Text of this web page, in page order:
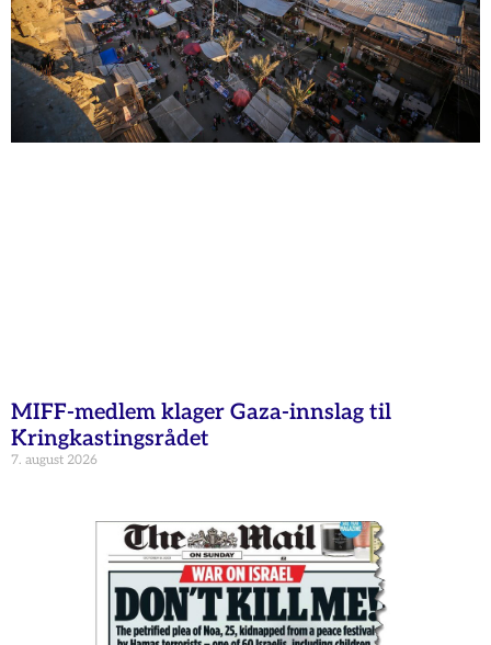
MIFF-medlem klager Gaza-innslag til
Kringkastingsrådet
7. august 2026